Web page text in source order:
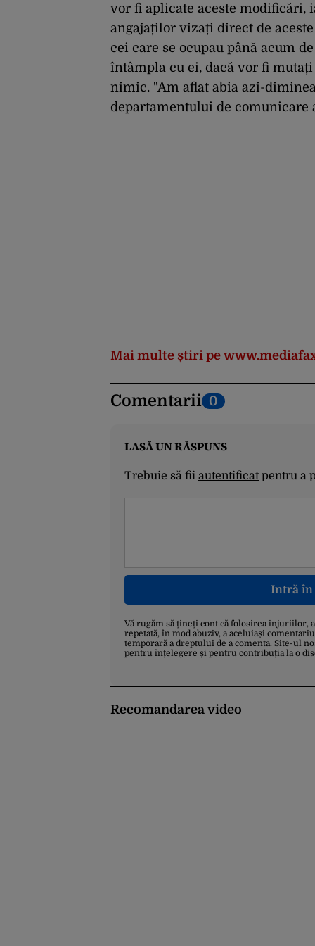
vor fi aplicate aceste modificări,
angajaților vizați direct de
cei care se ocupau până acum
întâmpla cu ei, dacă vor fi
nimic. "Am aflat abia azi-
departamentului de comunicare
Mai multe știri pe
Comentarii 0
LASĂ UN RĂSPUNS
Trebuie să fii autentificatpentru a
Intră în
Vă rugăm să țineți cont că folosirea
repetată, în mod abuziv, a aceluiași
temporară a dreptului de a comenta. Site-ul
pentru înțelegere și pentru contribuția la o
Recomandarea video